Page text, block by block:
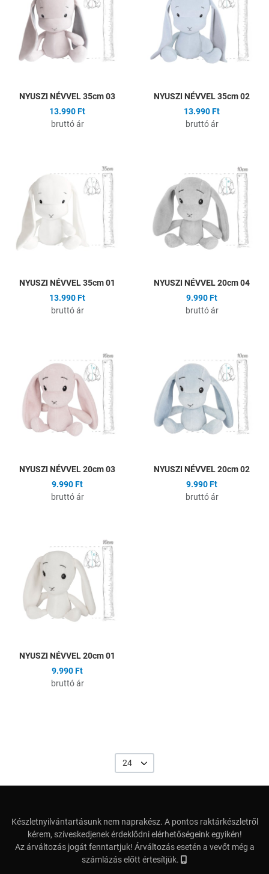
Gyors nézet
NYUSZI NÉVVEL 35cm 03
13.990 Ft
bruttó ár
NYUSZI NÉVVEL 35cm 02
13.990 Ft
bruttó ár
Összehasonlítás
Gyors nézet
NYUSZI NÉVVEL 35cm 01
13.990 Ft
bruttó ár
NYUSZI NÉVVEL 20cm 04
9.990 Ft
bruttó ár
Összehasonlítás
Gyors nézet
NYUSZI NÉVVEL 20cm 03
9.990 Ft
bruttó ár
NYUSZI NÉVVEL 20cm 02
9.990 Ft
bruttó ár
NYUSZI NÉVVEL 20cm 01
9.990 Ft
bruttó ár
24
Készletnyilvántartásunk nem naprakész. A pontos raktárkészletről
kérem, szíveskedjenek érdeklődni elérhetőségeink egyikén!
Az árváltozás jogát fenntartjuk! Árváltozás esetén a vevőt még a
számlázás előtt értesítjük.